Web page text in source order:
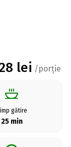
lei /porție
gătire
25 min